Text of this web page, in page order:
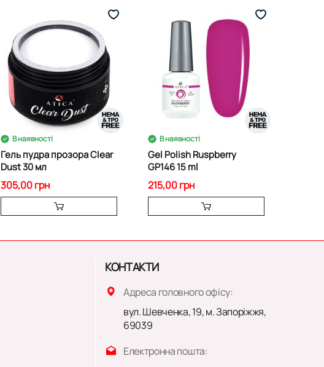
В наявності
Гель пудра прозора Clear
Dust 30 мл
305,00 грн
В наявності
Gel Polish Ruspberry
GP146 15 ml
215,00 грн
КОНТАКТИ
Адреса головного офісу:
вул. Шевченка, 19, м. Запоріжжя,
69039
Електронна пошта: